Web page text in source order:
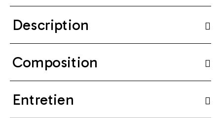
Description
Composition
Entretien